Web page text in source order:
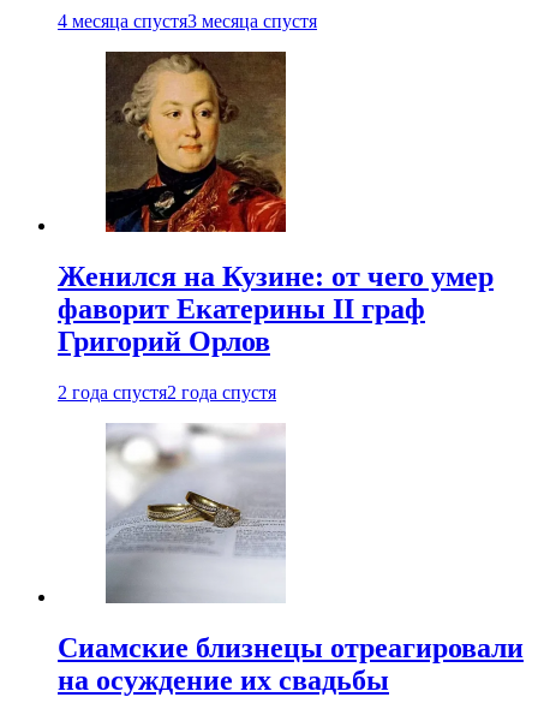
4 месяца спустя3 месяца спустя
Женился на Кузине: от чего умер
фаворит Екатерины II граф
Григорий Орлов
2 года спустя2 года спустя
Cиамские близнецы отреагировали
на осуждение их свадьбы